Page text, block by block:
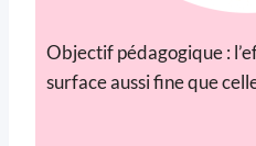
Objectif pédagogique :
surface aussi fine que